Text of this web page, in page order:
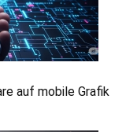
auf mobile Grafik